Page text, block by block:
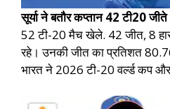
सूर्या ने बतौर कप्तान 42 टी20 जीते
52 टी-20 मैच खेले. 42 जीत, 8
रहे। उनकी जीत का प्रतिशत
भारत ने 2026 टी-20 वर्ल्ड कप